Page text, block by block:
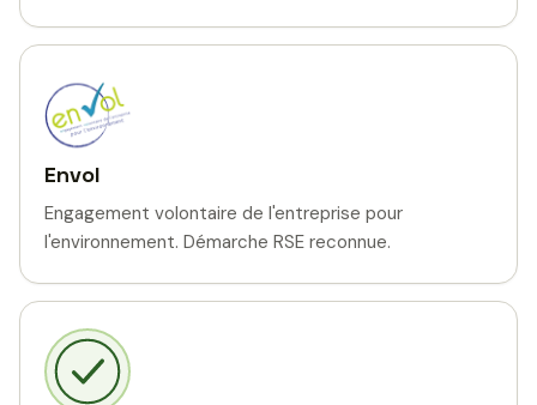
Envol
Engagement volontaire de l'entreprise pour
l'environnement. Démarche RSE reconnue.